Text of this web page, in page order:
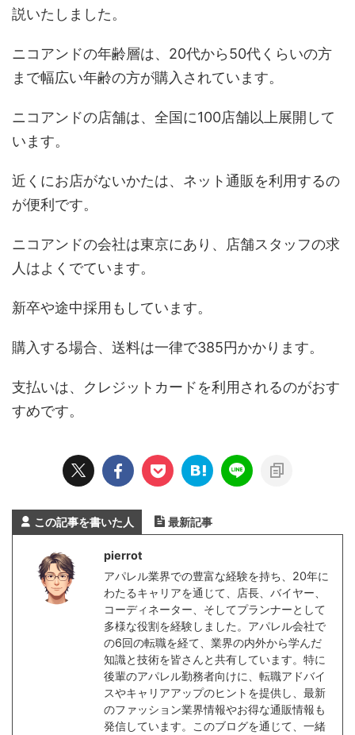
説いたしました。
ニコアンドの年齢層は、20代から50代くらいの方
まで幅広い年齢の方が購入されています。
ニコアンドの店舗は、全国に100店舗以上展開して
います。
近くにお店がないかたは、ネット通販を利用するの
が便利です。
ニコアンドの会社は東京にあり、店舗スタッフの求
人はよくでています。
新卒や途中採用もしています。
購入する場合、送料は一律で385円かかります。
支払いは、クレジットカードを利用されるのがおす
すめです。
この記事を書いた人 最新記事
pierrot
アパレル業界での豊富な経験を持ち、20年に
わたるキャリアを通じて、店長、バイヤー、
コーディネーター、そしてプランナーとして
多様な役割を経験しました。アパレル会社で
の6回の転職を経て、業界の内外から学んだ
知識と技術を皆さんと共有しています。特に
後輩のアパレル勤務者向けに、転職アドバイ
スやキャリアアップのヒントを提供し、最新
のファッション業界情報やお得な通販情報も
発信しています。このブログを通じて、一緒